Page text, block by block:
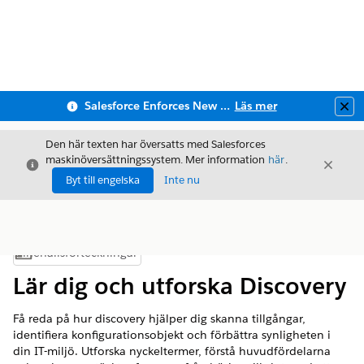
Salesforce Enforces New Security Requirements in Summer 2026 Läs mer
Stäng
Den här texten har översatts med Salesforces
maskinöversättningssystem. Mer information här.
Byt till engelska
Inte nu
Stäng
Visa innehållsförteckning
Innehållsförteckningar
Lär dig och utforska Discovery
Få reda på hur discovery hjälper dig skanna tillgångar,
identifiera konfigurationsobjekt och förbättra synligheten i
din IT-miljö. Utforska nyckeltermer, förstå huvudfördelarna